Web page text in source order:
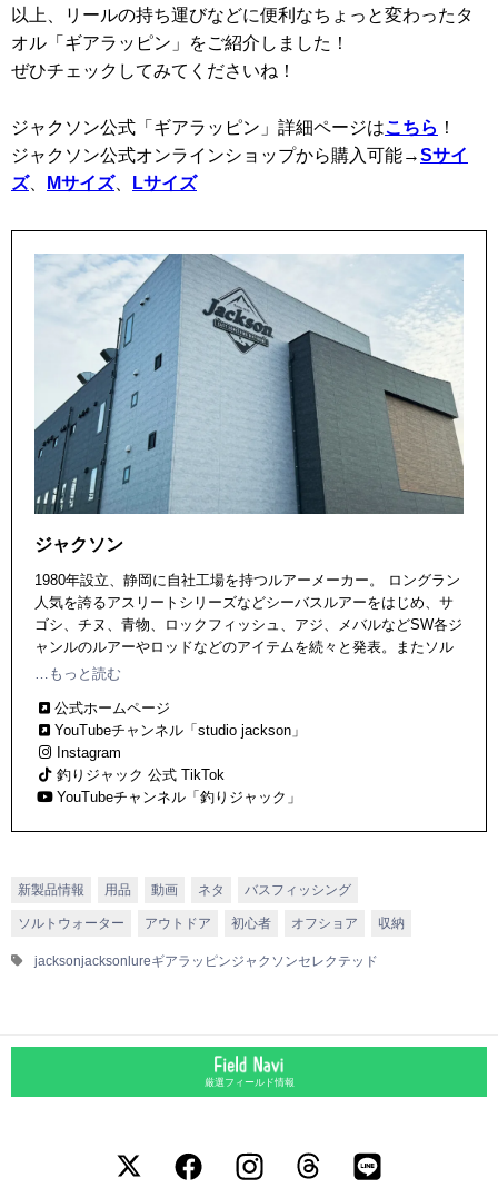
以上、リールの持ち運びなどに便利なちょっと変わったタ
オル「ギアラッピン」をご紹介しました！
ぜひチェックしてみてくださいね！
ジャクソン公式「ギアラッピン」詳細ページはこちら ！
ジャクソン公式オンラインショップから購入可能→Sサイ
ズ、 Mサイズ、 Lサイズ
ジャクソン
1980年設立、静岡に自社工場を持つルアーメーカー。 ロングラン
人気を誇るアスリートシリーズなどシーバスルアーをはじめ、サ
ゴシ、チヌ、青物、ロックフィッシュ、アジ、メバルなどSW各ジ
ャンルのルアーやロッドなどのアイテムを続々と発表。またソル
トだけでなくまたバスやトラウトアイテムも豊富。 様々なルアー
る。
…もっと読む
公式ホームページ
YouTubeチャンネル「studio jackson」
Instagram
釣りジャック 公式 TikTok
YouTubeチャンネル「釣りジャック」
新製品情報 用品 動画 ネタ バスフィッシング
ソルトウォーター アウトドア 初心者 オフショア 収納
jacksonjacksonlureギアラッピンジャクソンセレクテッド
厳選フィールド情報